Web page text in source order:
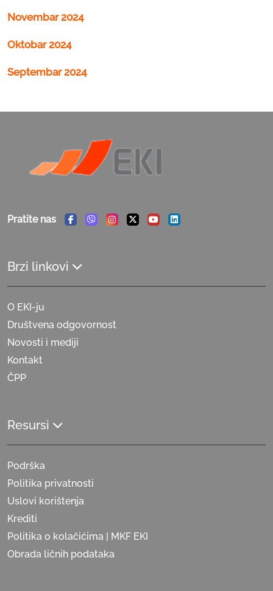
Novembar 2024
Oktobar 2024
Septembar 2024
Pratite nas
Facebook
ViberInstagram
TwitterYoutubeLinkedin
Brzi linkovi
O EKI-ju
Društvena odgovornost
Novosti i mediji
Kontakt
ČPP
Resursi
Podrška
Politika privatnosti
Uslovi korištenja
Krediti
Politika o kolačićima | MKF EKI
Obrada ličnih podataka